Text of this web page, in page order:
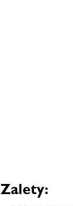
Zalety: